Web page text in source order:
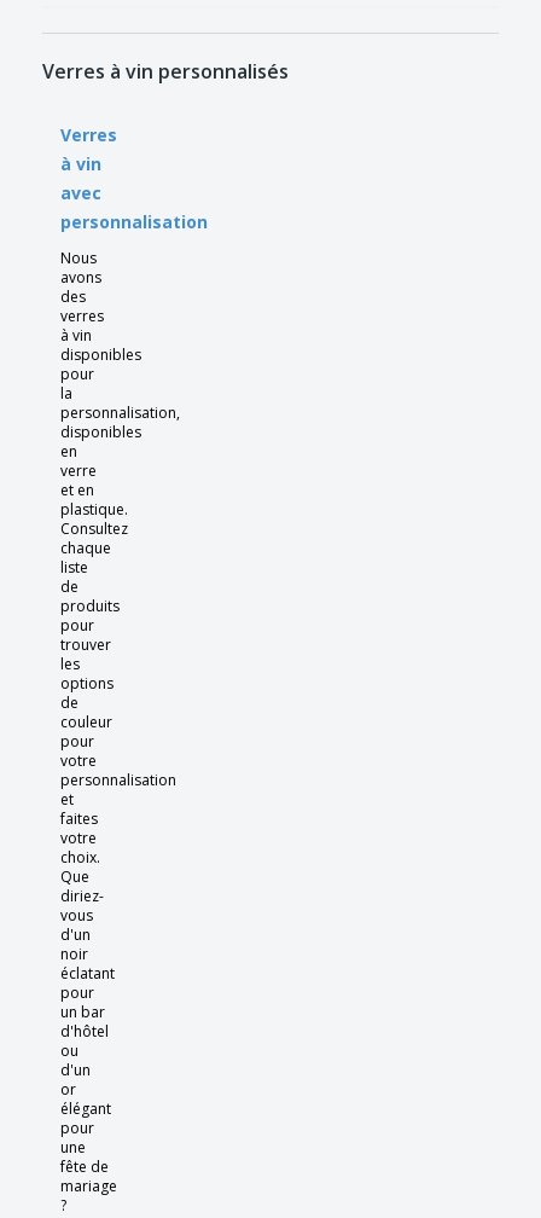
Verres à vin personnalisés
Verres
à vin
avec
personnalisation
Nous
avons
des
verres
à vin
disponibles
pour
la
personnalisation,
disponibles
en
verre
et en
plastique.
Consultez
chaque
liste
de
produits
pour
trouver
les
options
de
couleur
pour
votre
personnalisation
et
faites
votre
choix.
Que
diriez-
vous
d'un
noir
éclatant
pour
un bar
d'hôtel
ou
d'un
or
élégant
pour
une
fête de
mariage
?